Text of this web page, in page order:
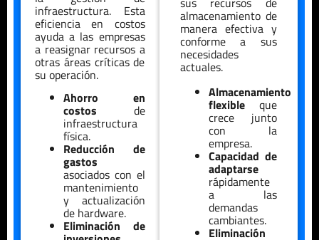
infraestructura. Esta
eficiencia en costos
ayuda a las empresas
a reasignar recursos a
otras áreas críticas de
su operación.
Ahorro en
costos de
infraestructura
física.
Reducción de
gastos
asociados con el
mantenimiento
y actualización
de hardware.
Eliminación de
almacenamiento de
manera efectiva y
conforme a sus
necesidades
actuales.
Almacenamiento
flexibleque
crece junto
con la
empresa.
Capacidad de
adaptarse
rápidamente
a las
demandas
cambiantes.
Eliminación